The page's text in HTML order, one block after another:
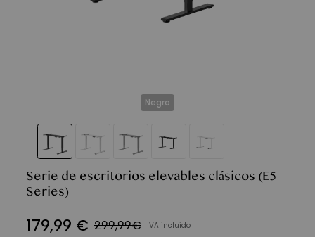
Negro
Serie de escritorios elevables clásicos (E5
Series)
179,99 € 299,99€ IVA incluido